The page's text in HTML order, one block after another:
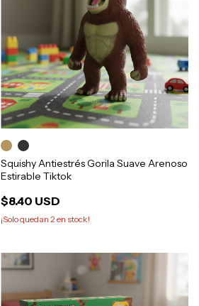
Squishy Antiestrés Gorila Suave Arenoso
Estirable Tiktok
$8.40 USD
¡Solo quedan 2en stock!